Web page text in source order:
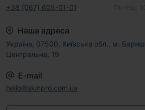
+38 (067) 605-01-01
Наша адреса
Україна, 07500, Київська обл., м.
Центральна, 19
E-mail
hello@skinpro.com.ua